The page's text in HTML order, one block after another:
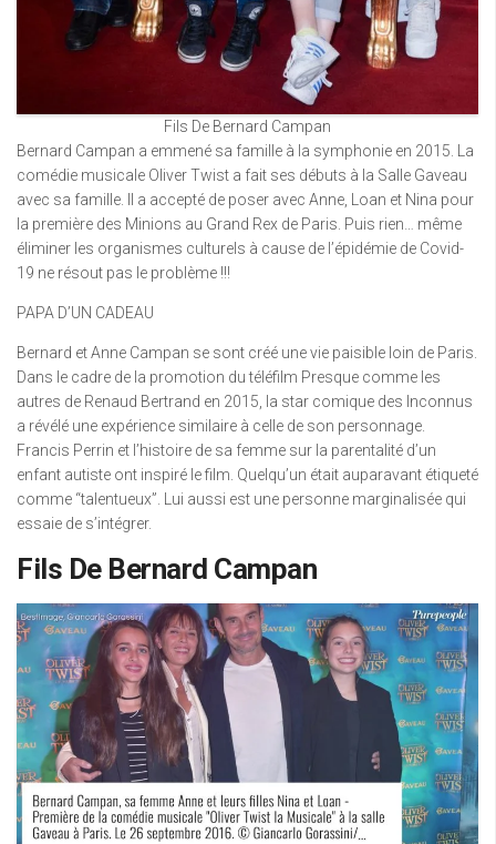
Fils De Bernard Campan
Bernard Campan a emmené sa famille à la symphonie en 2015. La
comédie musicale Oliver Twist a fait ses débuts à la Salle Gaveau
avec sa famille. Il a accepté de poser avec Anne, Loan et Nina pour
la première des Minions au Grand Rex de Paris. Puis rien… même
éliminer les organismes culturels à cause de l’épidémie de Covid-
19 ne résout pas le problème !!!
PAPA D’UN CADEAU
Bernard et Anne Campan se sont créé une vie paisible loin de Paris.
Dans le cadre de la promotion du téléfilm Presque comme les
autres de Renaud Bertrand en 2015, la star comique des Inconnus
a révélé une expérience similaire à celle de son personnage.
Francis Perrin et l’histoire de sa femme sur la parentalité d’un
enfant autiste ont inspiré le film. Quelqu’un était auparavant étiqueté
comme “talentueux”. Lui aussi est une personne marginalisée qui
essaie de s’intégrer.
Fils De Bernard Campan